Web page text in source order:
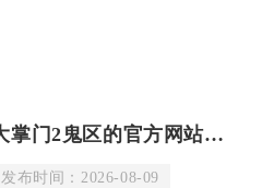
大掌门2鬼区的官方网站在哪里
发布时间：2026-08-09